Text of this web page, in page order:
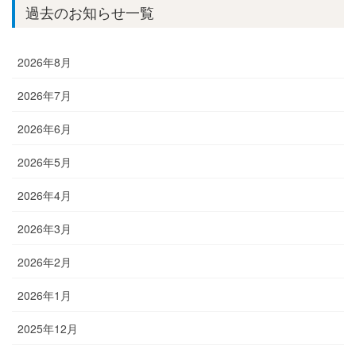
過去のお知らせ一覧
2026年8月
2026年7月
2026年6月
2026年5月
2026年4月
2026年3月
2026年2月
2026年1月
2025年12月